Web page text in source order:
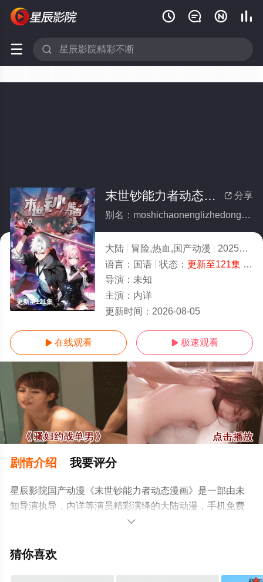
   
 
更新至121集
 分享
末世钞能力者动态漫画
别名：moshichaonenglizhedongtaimanhua
大陆 冒险,热血,国产动漫 2025
3.0
语言： 国语 状态： 更新至121集- 免费在线观看
导演： 未知
主演： 内详
更新时间： 2026-08-05
 在线观看  极速观看
剧情介绍 我要评分
星辰影院国产动漫《末世钞能力者动态漫画》是一部由未
知导演执导，内详等演员精彩演绎的大陆动漫，手机免费
观看高清无删减完整版动漫全集就上星辰电影网，更多相

猜你喜欢